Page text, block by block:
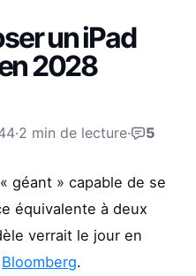
un iPad
2028
·2 min de lecture· 5
géant » capable de se
équivalente à deux
verrait le jour en
Bloomberg.